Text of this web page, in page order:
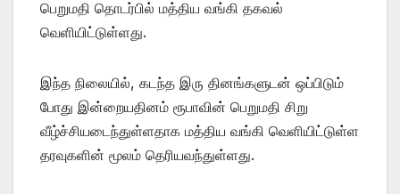
பெறுமதி தொடர்பில் மத்திய வங்கி தகவல்
வெளியிட்டுள்ளது.
இந்த நிலையில், கடந்த இரு தினங்களுடன் ஒப்பிடும்
போது இன்றையதினம் ரூபாவின் பெறுமதி சிறு
வீழ்ச்சியடைந்துள்ளதாக மத்திய வங்கி வெளியிட்டுள்ள
தரவுகளின் மூலம் தெரியவந்துள்ளது.